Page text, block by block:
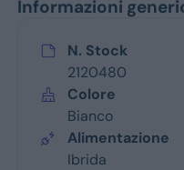
Informazioni
N. Stock
2120480
Colore
Bianco
Alimentazione
Ibrida